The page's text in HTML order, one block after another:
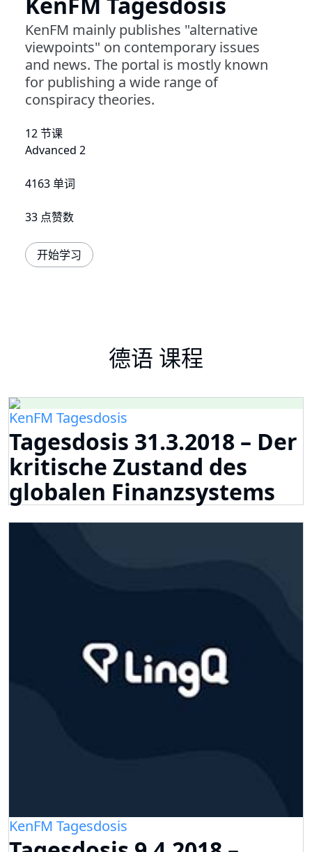
KenFM mainly publishes "alternative
viewpoints" on contemporary issues
and news. The portal is mostly known
for publishing a wide range of
conspiracy theories.
12 节课
Advanced 2
4163 单词
33 点赞数
开始学习
德语 课程
KenFM Tagesdosis
Tagesdosis 31.3.2018 – Der
kritische Zustand des
globalen Finanzsystems
KenFM Tagesdosis